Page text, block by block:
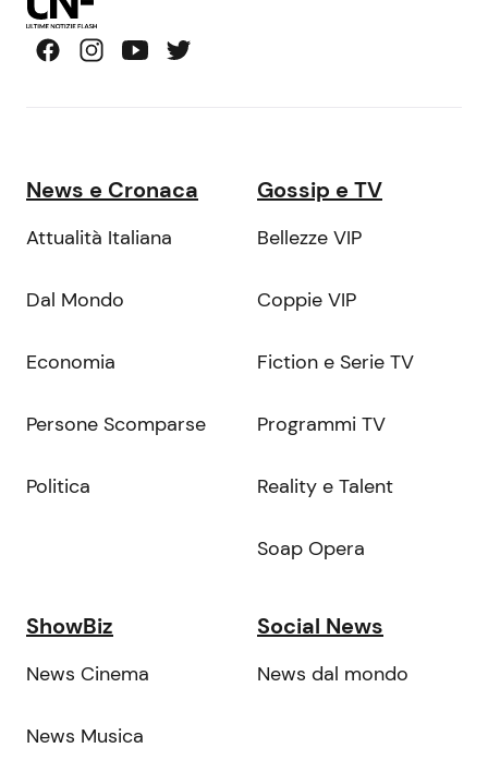
News e Cronaca
Attualità Italiana
Dal Mondo
Economia
Persone Scomparse
Politica
Gossip e TV
Bellezze VIP
Coppie VIP
Fiction e Serie TV
Programmi TV
Reality e Talent
Soap Opera
ShowBiz
News Cinema
News Musica
Social News
News dal mondo